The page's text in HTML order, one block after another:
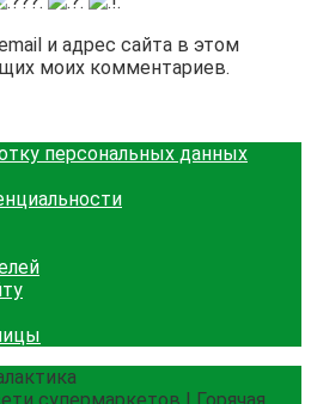
и адрес сайта в этом
моих комментариев.
персональных данных
супермаркетов | Горячая